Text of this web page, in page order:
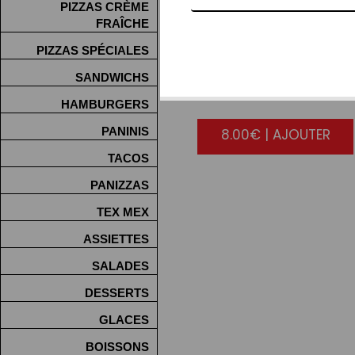
PIZZAS CRÈME
FRAÎCHE
PIZZAS SPÉCIALES
SANDWICHS
HAMBURGERS
PANINIS
TACOS
PANIZZAS
TEX MEX
ASSIETTES
SALADES
DESSERTS
GLACES
BOISSONS
8.00€ | AJOUTER